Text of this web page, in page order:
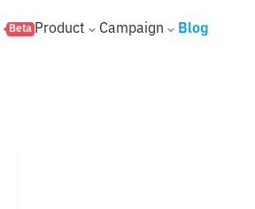
Beta Product Campaign Blog